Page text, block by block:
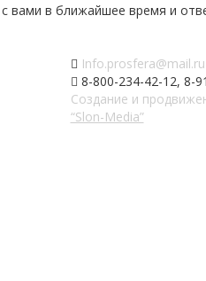
вами в ближайшее время и
Info.prosfera@mail.ru
8-800-234-42-12, 8-
Создание и
“Slon-Media”